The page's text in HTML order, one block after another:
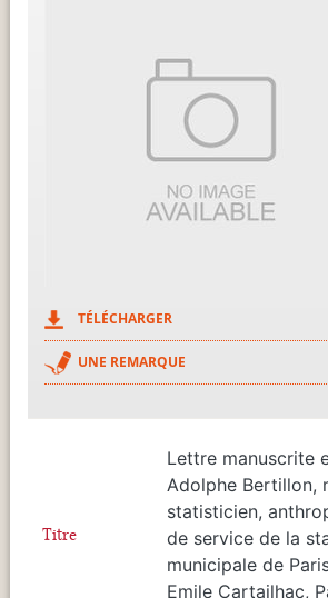
TÉLÉCHARGER
UNE REMARQUE
Titre
Lettre manuscrite
Adolphe Bertillon,
statisticien,
de service de la
municipale de
Emile Cartailhac,